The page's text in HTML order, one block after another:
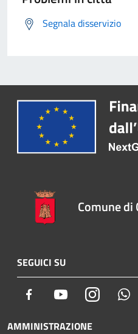
Segnala disservizio
Comune
SEGUICI SU
Facebook YoutubeInstagram
AMMINISTRAZIONE